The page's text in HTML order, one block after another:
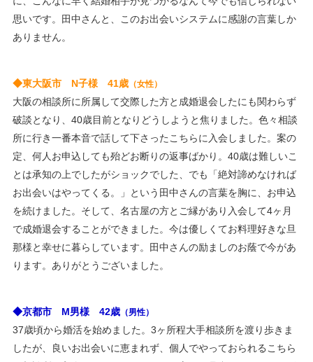
ディスタンスを守り
三密を避けて、第二波の感染が来ないよう皆
延長になりました。
外出自粛、手洗い、マスク着用、ソーシャル
ディスタンスを守り
三密を避けましょう！もう少し我慢して皆で
乗り越えましょう！
2020/03/31 ・ブログ更新 ＜ご成婚おめでとうございます
❤＞
2020/03/16 コースのご案内を更新しました。
2020/03/15 春の婚活応援キャンペーンを掲載しました。
2020/02/29 お試し検索バナーを貼りました。お気軽にお試
し検索をどうぞ。
皆様にとりまして、素敵な1年でありますよう
に！
2019/12/23 年末年始休暇： 12/28（土）～ 1/5（日）
思いです。田中さんと、このお出会いシステムに感謝の言葉しか
ありません。
◆東大阪市 N子様 41歳（女性）
大阪の相談所に所属して交際した方と成婚退会したにも関わらず
破談となり、40歳目前となりどうしようと焦りました。色々相談
所に行き一番本音で話して下さったこちらに入会しました。案の
定、何人お申込しても殆どお断りの返事ばかり。40歳は難しいこ
とは承知の上でしたがショックでした、でも「絶対諦めなければ
お出会いはやってくる。」という田中さんの言葉を胸に、お申込
を続けました。そして、名古屋の方とご縁があり入会して4ヶ月
で成婚退会することができました。今は優しくてお料理好きな旦
那様と幸せに暮らしています。田中さんの励ましのお蔭で今があ
ります。ありがとうございました。
◆京都市 M男様 42歳（男性）
37歳頃から婚活を始めました。3ヶ所程大手相談所を渡り歩きま
したが、良いお出会いに恵まれず、個人でやっておられるこちら